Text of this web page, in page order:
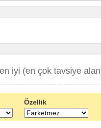
iyi (en çok tavsiye
Özellik